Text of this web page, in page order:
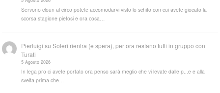
Servono cloun al circo potete accomodarvi visto lo schifo con cui avete giocato la
scorsa stagione pietosi e ora cosa…
Pierluigi suSoleri rientra (e spera), per ora restano tutti in gruppo con
Turati
5 Agosto 2026
In lega pro ci avete portato ora penso sarà meglio che vi levate dalle p...e e alla
svelta prima che…